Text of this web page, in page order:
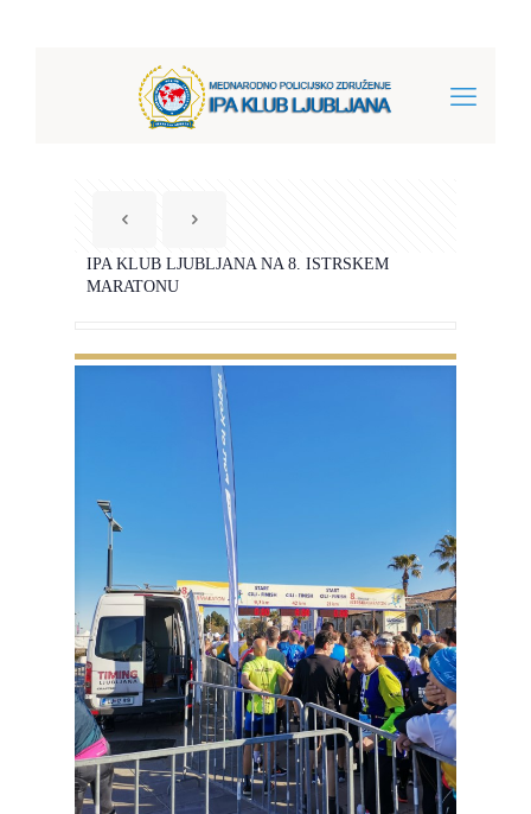
IPA KLUB LJUBLJANA NA 8. ISTRSKEM
MARATONU